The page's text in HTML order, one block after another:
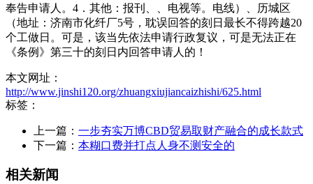
奉告申请人。4．其他：报刊、、电视等。电线）、历城区
（地址：济南市化纤厂5号，耽误回答的刻日最长不得跨越20
个工做日。可是，该当先依法申请行政复议，可是无法正在
《条例》第三十的刻日内回答申请人的！
本文网址：
http://www.jinshi120.org/zhuangxiujiancaizhishi/625.html
标签：
上一篇： 一步夯实万博CBD贸易取财产融合的成长款式
下一篇： 本糊口费并打点人身不测安全的
相关新闻